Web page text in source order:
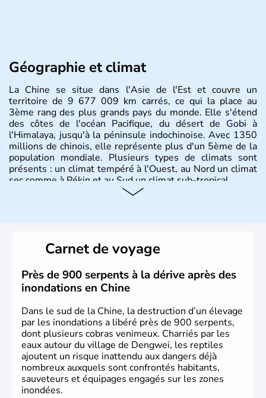
Géographie et climat
La Chine se situe dans l'Asie de l'Est et couvre un
territoire de 9 677 009 km carrés, ce qui la place au
3ème rang des plus grands pays du monde. Elle s'étend
des côtes de l'océan Pacifique, du désert de Gobi à
l'Himalaya, jusqu'à la péninsule indochinoise. Avec 1350
millions de chinois, elle représente plus d'un 5ème de la
population mondiale. Plusieurs types de climats sont
présents : un climat tempéré à l'Ouest, au Nord un climat
sec comme à Pékin et au Sud un climat sub-tropical.
dynasties. La dynastie Qing a été la dernière à régner
jusqu'aux guerres de l'opium lorsque la Chine s'est
constituée comme nation et a retrouvé son indépendance
en 1945. Illustre pays en matière d'inventions avant-
gardistes, la Chine a été la première utilisatrice du papier,
de l'imprimerie à caractères mobiles, de la boussole et de
la poudre à canon.
Carnet de voyage
Près de 900 serpents à la dérive après des
inondations en Chine
Dans le sud de la Chine, la destruction d’un élevage
par les inondations a libéré près de 900 serpents,
dont plusieurs cobras venimeux. Charriés par les
eaux autour du village de Dengwei, les reptiles
ajoutent un risque inattendu aux dangers déjà
nombreux auxquels sont confrontés habitants,
sauveteurs et équipages engagés sur les zones
inondées.